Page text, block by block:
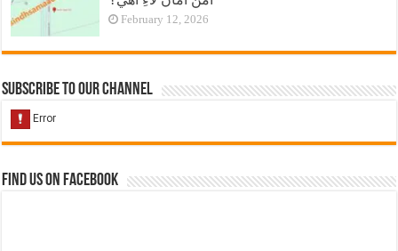
February 12, 2026
Subscribe to our Channel
Find us on Facebook